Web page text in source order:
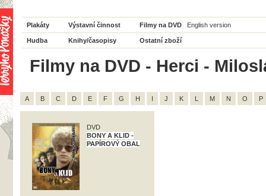
Plakáty Výstavní činnost Filmy na DVD English version
Hudba Knihy/časopisy Ostatní zboží
Filmy na DVD - Herci -
A B C D E F G H I J K L M N O P
DVD
BONY A KLID -
PAPÍROVÝ OBAL